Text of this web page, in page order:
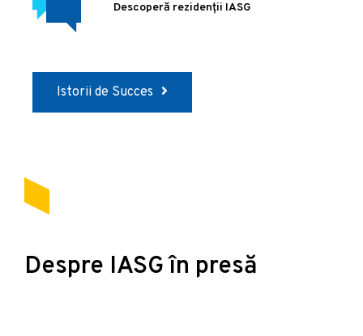
Descoperă rezidenții IASG
Istorii de Succes
Despre IASG în presă